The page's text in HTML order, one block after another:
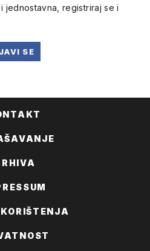
jednostavna, registriraj se i
SE